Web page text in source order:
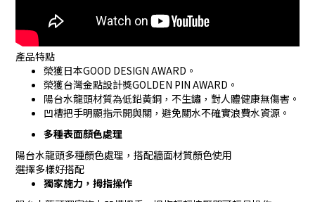
產品特點
榮獲日本GOOD DESIGN AWARD。
榮獲台灣金點設計獎GOLDEN PIN AWARD。
陽台水龍頭材質為低鉛黃銅，不生鏽，對人體健康無傷害。
凹槽把手明顯指示開與關，避免關水不確實浪費水資源。
多種表面顏色處理
陽台水龍頭多種顏色處理，搭配牆面材質顏色使用
選擇多樣好搭配
獨家施力，拇指操作